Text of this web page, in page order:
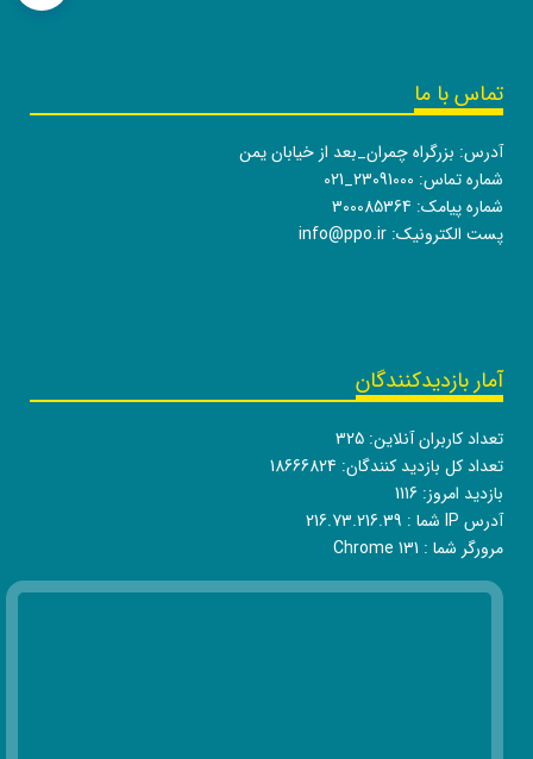
تماس با ما
آدرس: بزرگراه چمران_بعد از خیابان یمن
شماره تماس: 021_23091000
شماره پیامک: 300085364
پست الکترونیک: info@ppo.ir
آمار بازدیدکنندگان
تعداد کاربران آنلاین: 325
تعداد کل بازدید کنندگان: 18666824
بازدید امروز: 1116
آدرس IP شما :
216.73.216.39
مرورگر شما : Chrome 131